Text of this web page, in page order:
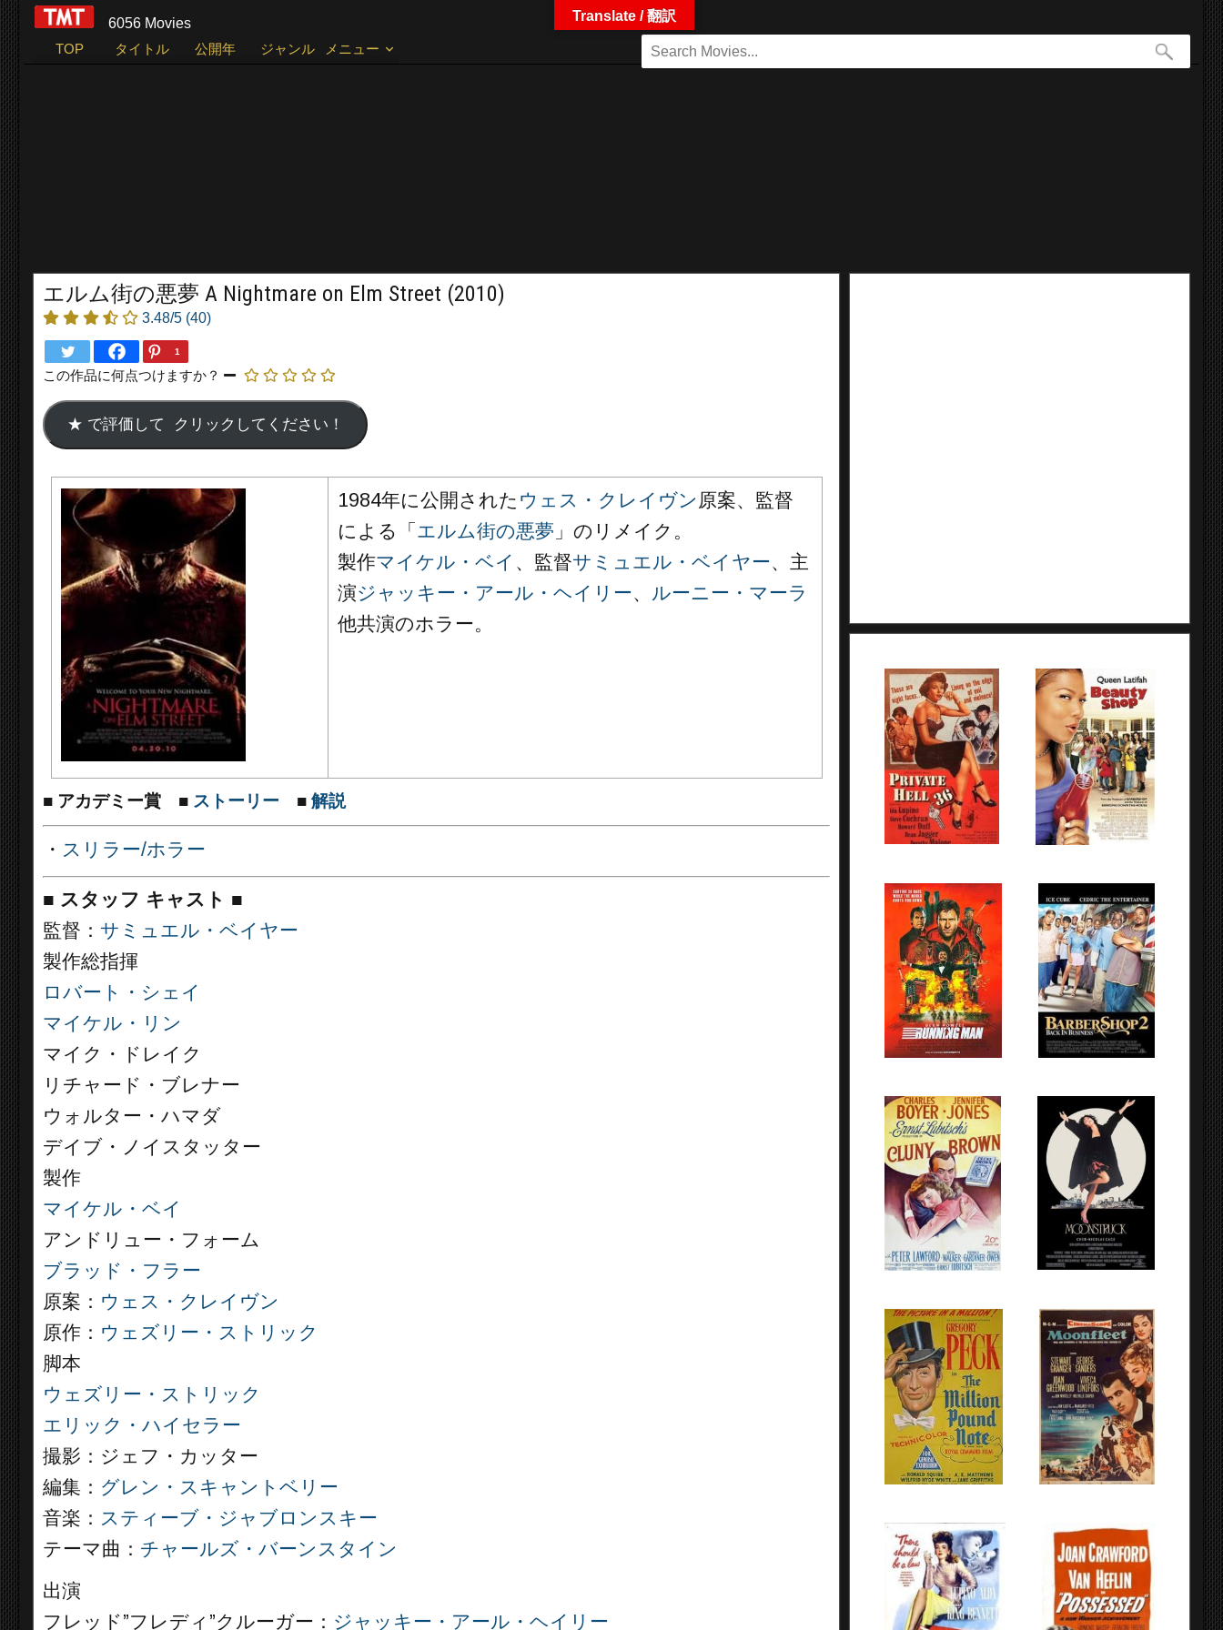
6056 Movies
TOP
タイトル 公開年 ジャンル メニュー
エルム街の悪夢 A Nightmare on Elm Street (2010)
3.48/5 (40)
1
この作品に何点つけますか？
1984年に公開された ウェス・クレイヴン 原案、監督
による「 エルム街の悪夢 」のリメイク。
製作マイケル・ベイ 、監督サミュエル・ベイヤー、主
演ジャッキー・アール・ヘイリー、 ルーニー・マーラ
他共演のホラー。
■ アカデミー賞 ■ ストーリー ■ 解説
・ スリラー/ホラー
■ スタッフ キャスト ■
監督： サミュエル・ベイヤー
製作総指揮
ロバート・シェイ
マイケル・リン
マイク・ドレイク
リチャード・ブレナー
ウォルター・ハマダ
デイブ・ノイスタッター
製作
マイケル・ベイ
アンドリュー・フォーム
ブラッド・フラー
原案： ウェス・クレイヴン
原作： ウェズリー・ストリック
脚本
ウェズリー・ストリック
エリック・ハイセラー
撮影：ジェフ・カッター
編集： グレン・スキャントベリー
音楽： スティーブ・ジャブロンスキー
テーマ曲： チャールズ・バーンスタイン
出演
フレッド”フレディ”クルーガー： ジャッキー・アール・ヘイリー
Translate / 翻訳